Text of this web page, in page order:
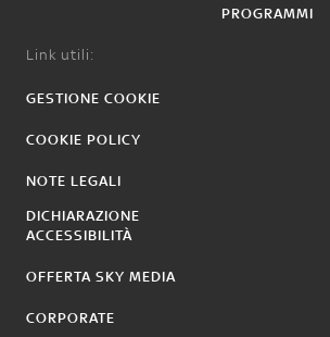
PROGRAMMI
Link utili:
GESTIONE COOKIE
COOKIE POLICY
NOTE LEGALI
DICHIARAZIONE
ACCESSIBILITÀ
OFFERTA SKY MEDIA
CORPORATE